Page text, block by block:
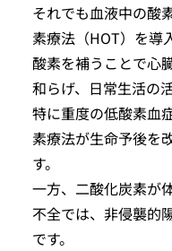
それでも血液中の酸
素療法（HOT）を導
酸素を補うことで心
和らげ、日常生活の
特に重度の低酸素血
素療法が生命予後を
す。
一方、二酸化炭素が
不全では、非侵襲的
です。